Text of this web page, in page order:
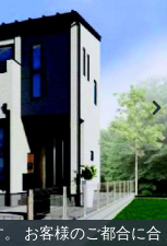
。 お客様のご都合に合